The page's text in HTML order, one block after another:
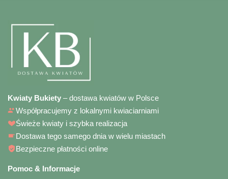
Kwiaty Bukiety – dostawa kwiatów w Polsce
Współpracujemy z lokalnymi kwiaciarniami
Świeże kwiaty i szybka realizacja
Dostawa tego samego dnia w wielu miastach
Bezpieczne płatności online
Pomoc & Informacje